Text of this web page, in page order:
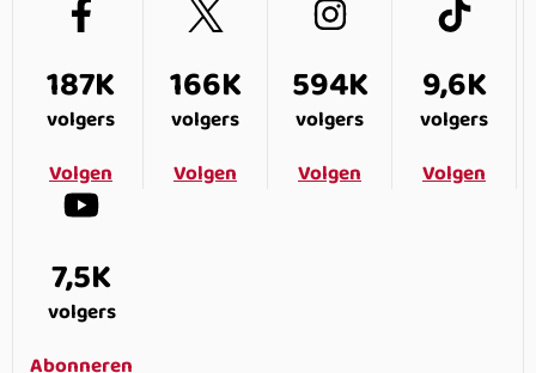
187K
volgers
Volgen
166K
volgers
Volgen
594K
volgers
Volgen
9,6K
volgers
Volgen
7,5K
volgers